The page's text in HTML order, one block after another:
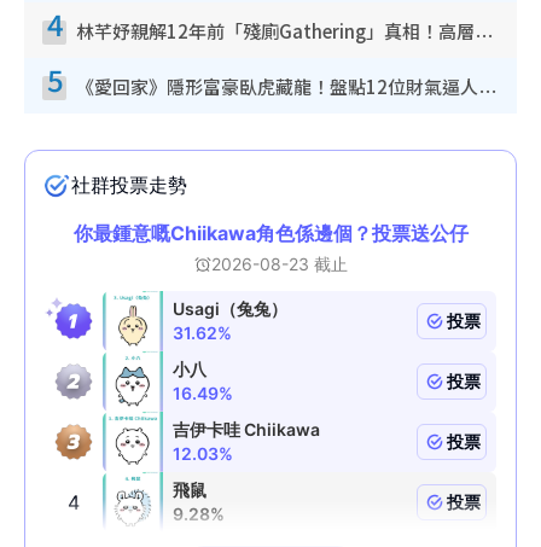
4 林芊妤親解12年前「殘廁Gathering」真相！高層解約一句話重創尊嚴至今拒返TVB
5 《愛回家》隱形富豪臥虎藏龍！盤點12位財氣逼人的有錢藝人：呢位靚女3億身家唔憂做